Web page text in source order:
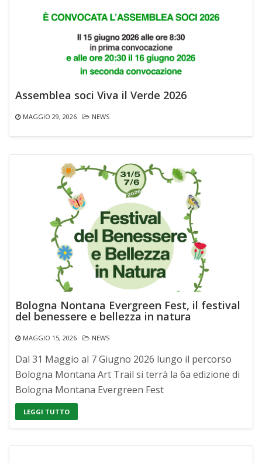
Assemblea soci Viva il Verde 2026
MAGGIO 29, 2026 NEWS
Bologna Nontana Evergreen Fest, il festival
del benessere e bellezza in natura
MAGGIO 15, 2026 NEWS
Dal 31 Maggio al 7 Giugno 2026 lungo il percorso
Bologna Montana Art Trail si terrà la 6a edizione di
Bologna Montana Evergreen Fest
LEGGI TUTTO